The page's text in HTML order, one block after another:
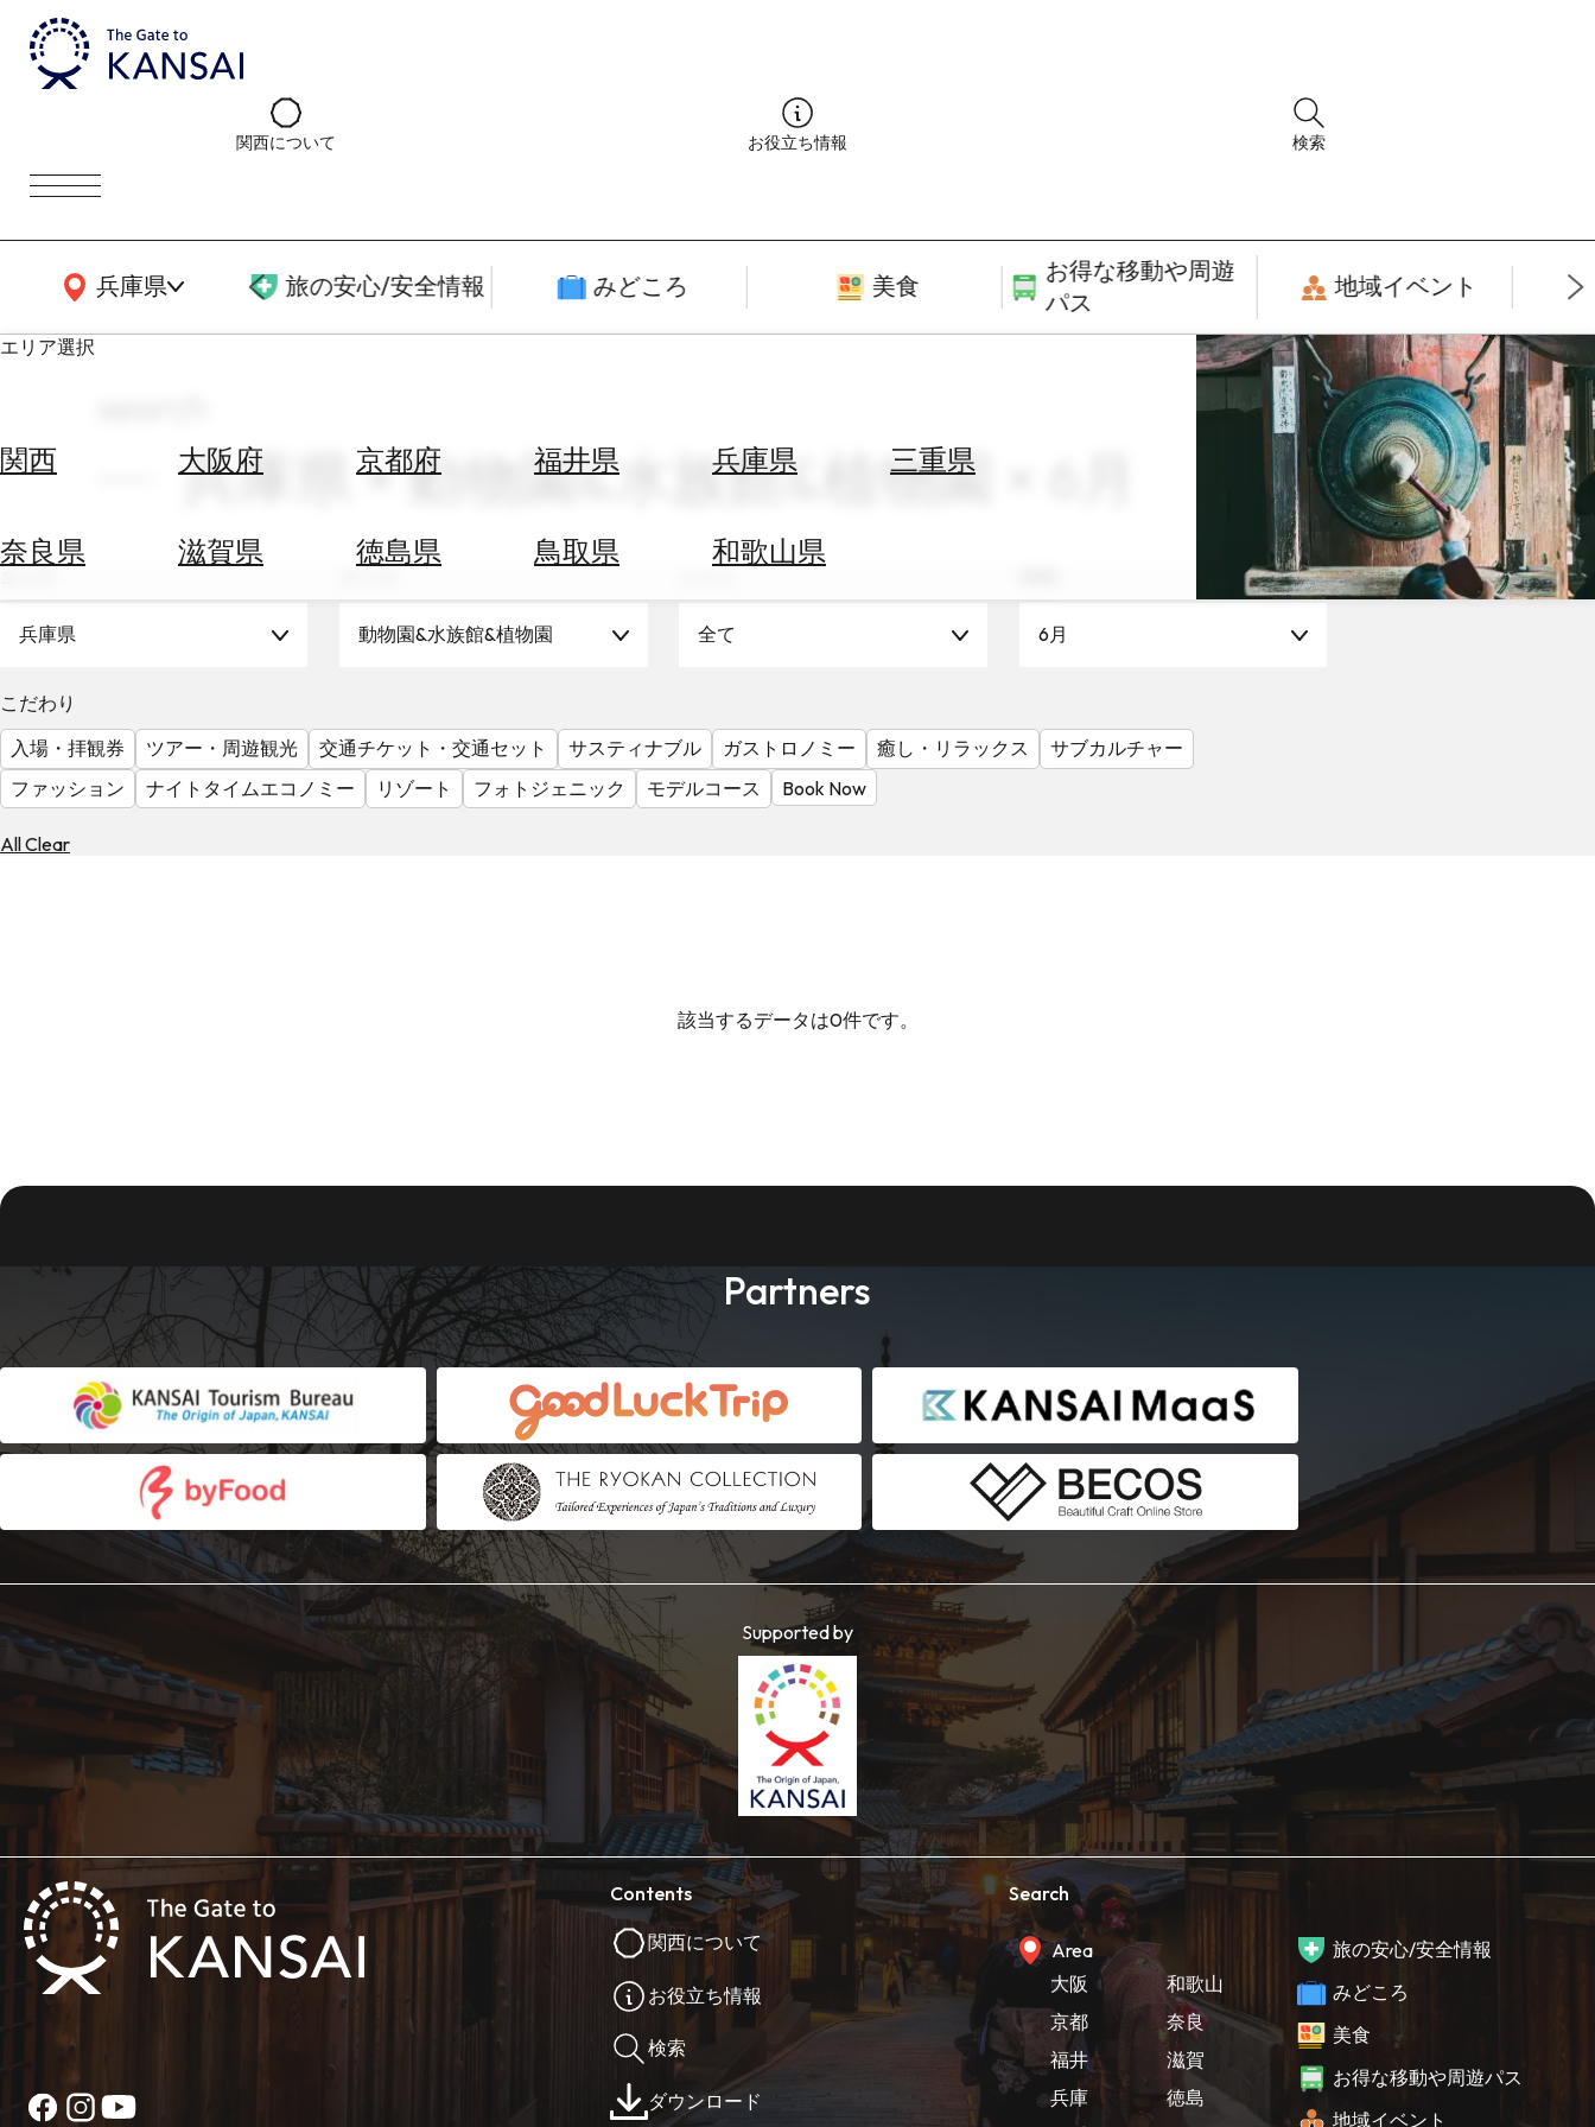
関西について お役立ち情報 検索
兵庫県
関西広域MAP 旅の安心/安全情報 みどころ 美食
お得な移動や周遊
パス
地域イベント
エリア選択
関西 大阪府 京都府 福井県 兵庫県 三重県
奈良県 滋賀県 徳島県 鳥取県 和歌山県
ホ
す
替
を
調
べ
天
兵庫県 × 動物園&水族館&植物園 × 6月
兵庫県 動物園&水族館&植物園 全て 6月
こだわり
入場・拝観券
ツアー・周遊観光 交通チケット・交通セット サスティナブル ガストロノミー 癒し・リラックス
サブカルチャー
ファッション
ナイトタイムエコノミー リゾート フォトジェニック モデルコース Book Now
All Clear
該当するデータは0件です。
Partners
Supported by
Contents
関西について
お役立ち情報
検索
ダウンロード
Search
Area
大阪
京都
福井
兵庫
和歌山
奈良
滋賀
徳島
旅の安心/安全情報
みどころ
美食
お得な移動や周遊パス
地域イベント